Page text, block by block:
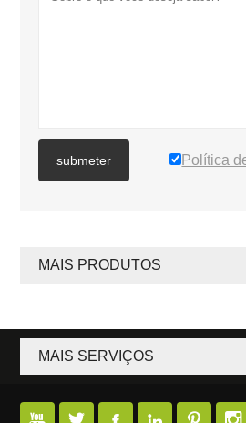
submeter Política
MAIS PRODUTOS
MAIS SERVIÇOS
     